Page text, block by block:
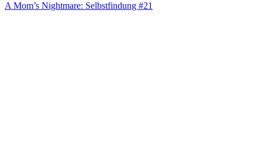
A Mom’s Nightmare: Selbstfindung #21